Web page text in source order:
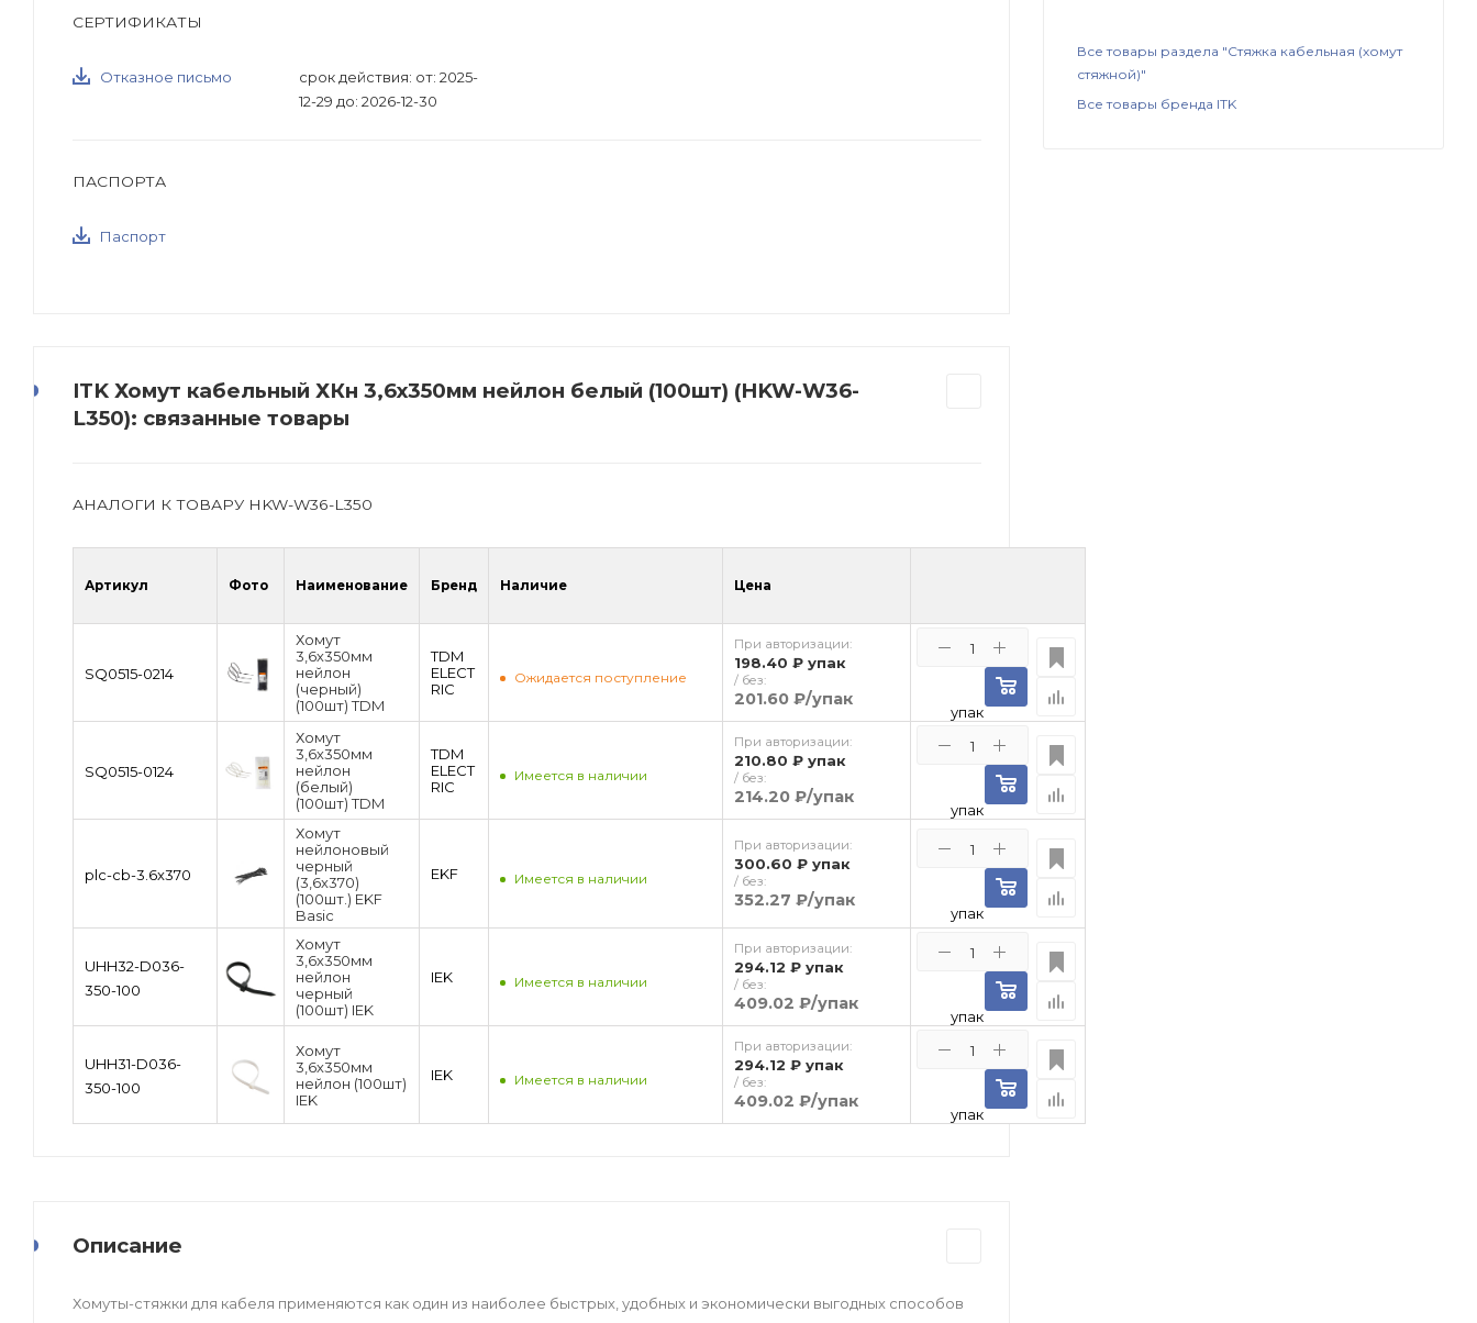
СЕРТИФИКАТЫ
Отказное письмо
срок действия: от: 2025-
12-29 до: 2026-12-30
ПАСПОРТА
Паспорт
ITK Хомут кабельный ХКн 3,6х350мм нейлон белый (100шт) (HKW-W36-
L350): связанные товары
АНАЛОГИ К ТОВАРУ HKW-W36-L350
Артикул Фото Наименование Бренд Наличие Цена
SQ0515-0214
Хомут
3,6х350мм
нейлон
(черный)
(100шт) TDM
TDM
ЕLECT
RIC
Ожидается поступление
При авторизации:
198.40 ₽ упак
/ без:
201.60 ₽/упак
упак
SQ0515-0124
Хомут
3,6х350мм
нейлон
(белый)
(100шт) TDM
TDM
ЕLECT
RIC
Имеется в наличии
При авторизации:
210.80 ₽ упак
/ без:
214.20 ₽/упак
упак
plc-cb-3.6x370
Хомут
нейлоновый
черный
(3,6х370)
(100шт.) EKF
Basic
EKF Имеется в наличии
При авторизации:
300.60 ₽ упак
/ без:
352.27 ₽/упак
упак
UHH32-D036-
350-100
Хомут
3,6х350мм
нейлон
черный
(100шт) IEK
IEK Имеется в наличии
При авторизации:
294.12 ₽ упак
/ без:
409.02 ₽/упак
упак
UHH31-D036-
350-100
Хомут
3,6х350мм
нейлон (100шт)
IEK
IEK Имеется в наличии
При авторизации:
294.12 ₽ упак
/ без:
409.02 ₽/упак
упак
Описание
Хомуты-стяжки для кабеля применяются как один из наиболее быстрых, удобных и экономически выгодных способов
Все товары раздела "Стяжка кабельная (хомут
стяжной)"
Все товары бренда ITK